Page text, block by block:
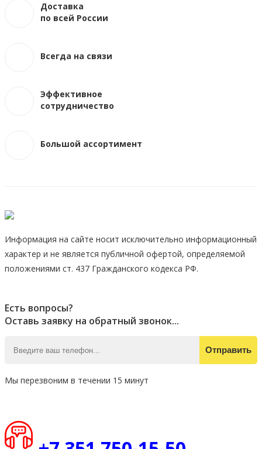
Доставка
по всей России
Всегда на связи
Эффективное
сотрудничество
Большой ассортимент
Информация на сайте носит исключительно информационный
характер и не является публичной офертой, определяемой
положениями ст. 437 Гражданского кодекса РФ.
Есть вопросы?
Оставь заявку на обратный звонок...
Отправить
Мы перезвоним в течении 15 минут